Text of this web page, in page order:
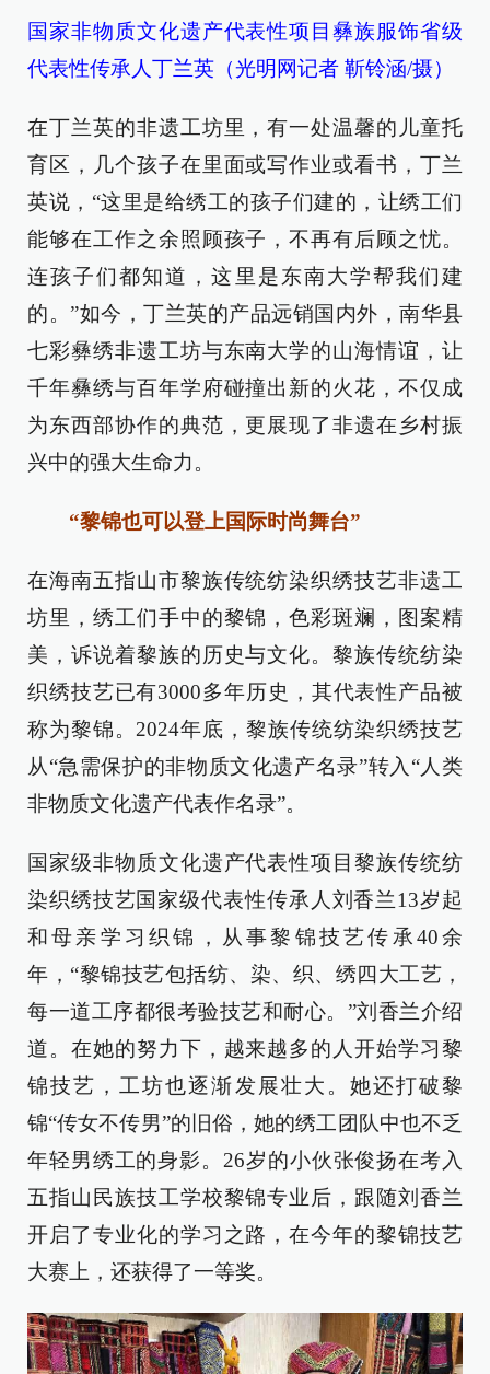
国家非物质文化遗产代表性项目彝族服饰省级
代表性传承人丁兰英（光明网记者 靳铃涵/摄）
在丁兰英的非遗工坊里，有一处温馨的儿童托
育区，几个孩子在里面或写作业或看书，丁兰
英说，“这里是给绣工的孩子们建的，让绣工们
能够在工作之余照顾孩子，不再有后顾之忧。
连孩子们都知道，这里是东南大学帮我们建
的。”如今，丁兰英的产品远销国内外，南华县
七彩彝绣非遗工坊与东南大学的山海情谊，让
千年彝绣与百年学府碰撞出新的火花，不仅成
为东西部协作的典范，更展现了非遗在乡村振
兴中的强大生命力。
“黎锦也可以登上国际时尚舞台”
在海南五指山市黎族传统纺染织绣技艺非遗工
坊里，绣工们手中的黎锦，色彩斑斓，图案精
美，诉说着黎族的历史与文化。黎族传统纺染
织绣技艺已有3000多年历史，其代表性产品被
称为黎锦。2024年底，黎族传统纺染织绣技艺
从“急需保护的非物质文化遗产名录”转入“人类
非物质文化遗产代表作名录”。
国家级非物质文化遗产代表性项目黎族传统纺
染织绣技艺国家级代表性传承人刘香兰13岁起
和母亲学习织锦，从事黎锦技艺传承40余
年，“黎锦技艺包括纺、染、织、绣四大工艺，
每一道工序都很考验技艺和耐心。”刘香兰介绍
道。在她的努力下，越来越多的人开始学习黎
锦技艺，工坊也逐渐发展壮大。她还打破黎
锦“传女不传男”的旧俗，她的绣工团队中也不乏
年轻男绣工的身影。26岁的小伙张俊扬在考入
五指山民族技工学校黎锦专业后，跟随刘香兰
开启了专业化的学习之路，在今年的黎锦技艺
大赛上，还获得了一等奖。